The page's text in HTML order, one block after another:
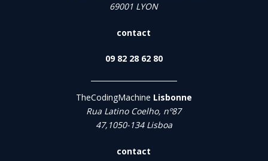
69001 LYON
contact
09 82 28 62 80
TheCodingMachine Lisbonne
Rua Latino Coelho, nº87
47,1050-134 Lisboa
contact